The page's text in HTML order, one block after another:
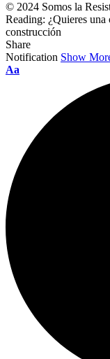
© 2024 Somos la
Reading: ¿Quieres
construcción
Share
Notification Show
Font
Aa